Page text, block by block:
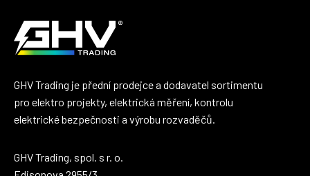
GHV Trading je přední prodejce a dodavatel sortimentu
pro elektro projekty, elektrická měření, kontrolu
elektrické bezpečnosti a výrobu rozvaděčů.
GHV Trading, spol. s r. o.